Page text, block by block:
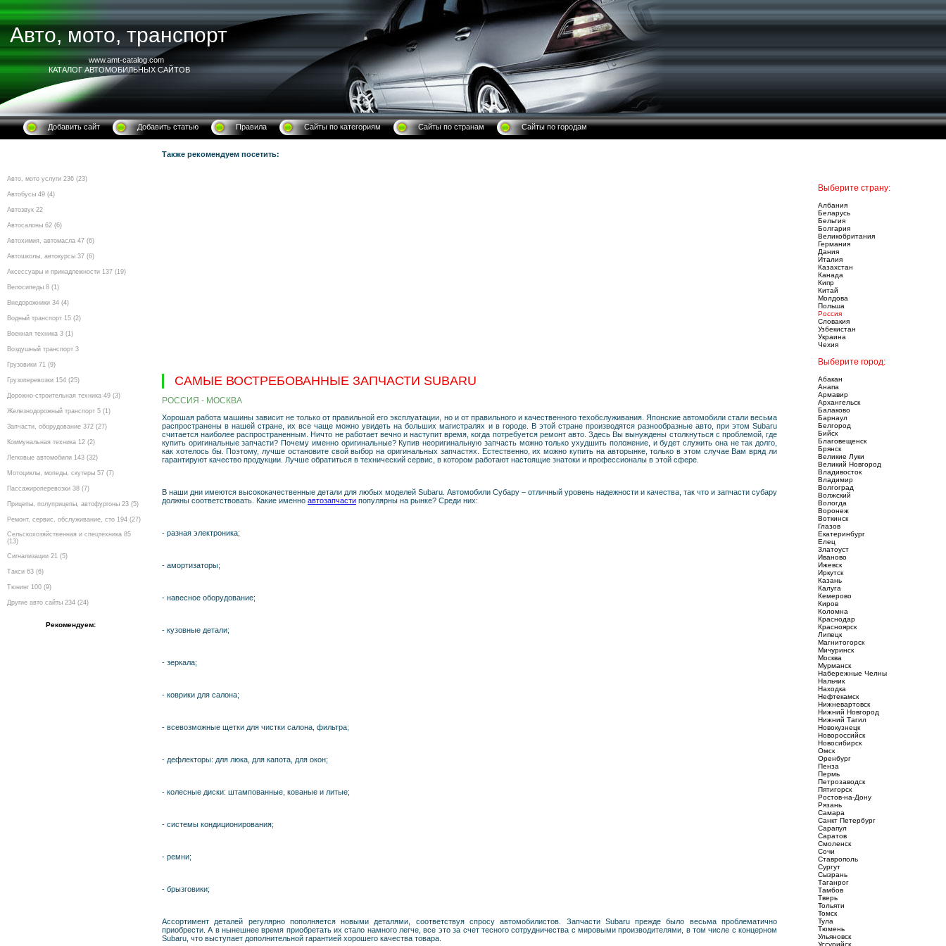
Авто, мото, транспорт
www.amt-catalog.com
КАТАЛОГ АВТОМОБИЛЬНЫХ САЙТОВ
Добавить сайт Добавить статью Правила Сайты по категориям Сайты по странам Сайты по городам
Авто, мото услуги 236 (23)
Автобусы 49 (4)
Автозвук 22
Автосалоны 62 (6)
Автохимия, автомасла 47 (6)
Автошколы, автокурсы 37 (6)
Аксессуары и принадлежности 137 (19)
Велосипеды 8 (1)
Внедорожники 34 (4)
Водный транспорт 15 (2)
Военная техника 3 (1)
Воздушный транспорт 3
Грузовики 71 (9)
Грузоперевозки 154 (25)
Дорожно-строительная техника 49 (3)
Железнодорожный транспорт 5 (1)
Запчасти, оборудование 372 (27)
Коммунальная техника 12 (2)
Легковые автомобили 143 (32)
Мотоциклы, мопеды, скутеры 57 (7)
Пассажироперевозки 38 (7)
Прицепы, полуприцепы, автофургоны 23 (5)
Ремонт, сервис, обслуживание, сто 194 (27)
Сельскохозяйственная и спецтехника 85
(13)
Сигнализации 21 (5)
Такси 63 (6)
Тюнинг 100 (9)
Другие авто сайты 234 (24)
Рекомендуем:
Также рекомендуем посетить:
САМЫЕ ВОСТРЕБОВАННЫЕ ЗАПЧАСТИ SUBARU
РОССИЯ - МОСКВА
Хорошая работа машины зависит не только от правильной его эксплуатации, но и от правильного и качественного техобслуживания. Японские автомобили стали весьма
распространены в нашей стране, их все чаще можно увидеть на больших магистралях и в городе. В этой стране производятся разнообразные авто, при этом Subaru
считается наиболее распространенным. Ничто не работает вечно и наступит время, когда потребуется ремонт авто. Здесь Вы вынуждены столкнуться с проблемой, где
купить оригинальные запчасти? Почему именно оригинальные? Купив неоригинальную запчасть можно только ухудшить положение, и будет служить она не так долго,
как хотелось бы. Поэтому, лучше остановите свой выбор на оригинальных запчастях. Естественно, их можно купить на авторынке, только в этом случае Вам вряд ли
гарантируют качество продукции. Лучше обратиться в технический сервис, в котором работают настоящие знатоки и профессионалы в этой сфере.
В наши дни имеются высококачественные детали для любых моделей Subaru. Автомобили Субару – отличный уровень надежности и качества, так что и запчасти субару
должны соответствовать. Какие именно автозапчасти популярны на рынке? Среди них:
- разная электроника;
- амортизаторы;
- навесное оборудование;
- кузовные детали;
- зеркала;
- коврики для салона;
- всевозможные щетки для чистки салона, фильтра;
- дефлекторы: для люка, для капота, для окон;
- колесные диски: штампованные, кованые и литые;
- системы кондиционирования;
- ремни;
- брызговики;
Ассортимент деталей регулярно пополняется новыми деталями, соответствуя спросу автомобилистов. Запчасти Subaru прежде было весьма проблематично
приобрести. А в нынешнее время приобретать их стало намного легче, все это за счет тесного сотрудничества с мировыми производителями, в том числе с концерном
Subaru, что выступает дополнительной гарантией хорошего качества товара.
Выберите страну:
Албания
Беларусь
Бельгия
Болгария
Великобритания
Германия
Дания
Италия
Казахстан
Канада
Кипр
Китай
Молдова
Польша
Россия
Словакия
Узбекистан
Украина
Чехия
Выберите город:
Абакан
Анапа
Армавир
Архангельск
Балаково
Барнаул
Белгород
Бийск
Благовещенск
Брянск
Великие Луки
Великий Новгород
Владивосток
Владимир
Волгоград
Волжский
Вологда
Воронеж
Воткинск
Глазов
Екатеринбург
Елец
Златоуст
Иваново
Ижевск
Иркутск
Казань
Калуга
Кемерово
Киров
Коломна
Краснодар
Красноярск
Липецк
Магнитогорск
Мичуринск
Москва
Мурманск
Набережные Челны
Нальчик
Находка
Нефтекамск
Нижневартовск
Нижний Новгород
Нижний Тагил
Новокузнецк
Новороссийск
Новосибирск
Омск
Оренбург
Пенза
Пермь
Петрозаводск
Пятигорск
Ростов-на-Дону
Рязань
Самара
Санкт Петербург
Сарапул
Саратов
Смоленск
Сочи
Ставрополь
Сургут
Сызрань
Таганрог
Тамбов
Тверь
Тольяти
Томск
Тула
Тюмень
Ульяновск
Уссурийск